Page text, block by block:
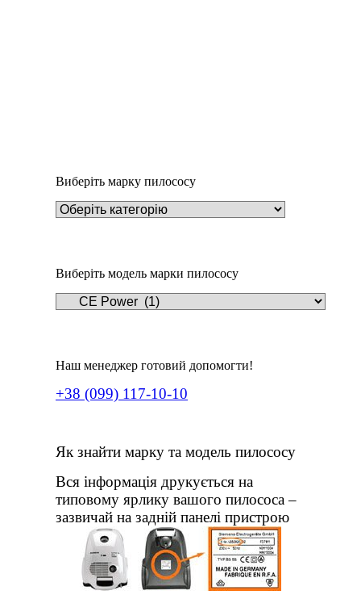
Виберіть марку пилососу
Виберіть модель марки пилососу
Наш менеджер готовий допомогти!
+38 (099) 117-10-10
Як знайти марку та модель пилососу
Вся інформація друкується на
типовому ярлику вашого пилососа –
зазвичай на задній панелі пристрою